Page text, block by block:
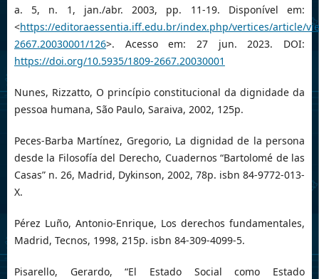
a. 5, n. 1, jan./abr. 2003, pp. 11-19. Disponível em:
<https://editoraessentia.iff.edu.br/index.php/vertices/article/
2667.20030001/126>. Acesso em: 27 jun. 2023. DOI:
https://doi.org/10.5935/1809-2667.20030001
Nunes, Rizzatto, O princípio constitucional da dignidade da
pessoa humana, São Paulo, Saraiva, 2002, 125p.
Peces-Barba Martínez, Gregorio, La dignidad de la persona
desde la Filosofía del Derecho, Cuadernos “Bartolomé de las
Casas” n. 26, Madrid, Dykinson, 2002, 78p. isbn 84-9772-013-
X.
Pérez Luño, Antonio-Enrique, Los derechos fundamentales,
Madrid, Tecnos, 1998, 215p. isbn 84-309-4099-5.
Pisarello, Gerardo, “El Estado Social como Estado